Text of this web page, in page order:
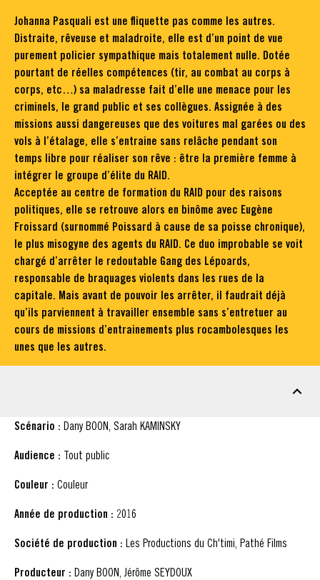
Johanna Pasquali est une fliquette pas comme les autres.
Distraite, rêveuse et maladroite, elle est d’un point de vue
purement policier sympathique mais totalement nulle. Dotée
pourtant de réelles compétences (tir, au combat au corps à
corps, etc…) sa maladresse fait d’elle une menace pour les
criminels, le grand public et ses collègues. Assignée à des
missions aussi dangereuses que des voitures mal garées ou des
vols à l’étalage, elle s’entraine sans relâche pendant son
temps libre pour réaliser son rêve : être la première femme à
intégrer le groupe d’élite du RAID.
Acceptée au centre de formation du RAID pour des raisons
politiques, elle se retrouve alors en binôme avec Eugène
Froissard (surnommé Poissard à cause de sa poisse chronique),
le plus misogyne des agents du RAID. Ce duo improbable se voit
chargé d’arrêter le redoutable Gang des Lépoards,
responsable de braquages violents dans les rues de la
capitale. Mais avant de pouvoir les arrêter, il faudrait déjà
qu’ils parviennent à travailler ensemble sans s’entretuer au
cours de missions d’entrainements plus rocambolesques les
unes que les autres.
Scénario : Dany BOON, Sarah KAMINSKY
Audience : Tout public
Couleur : Couleur
Année de production : 2016
Société de production : Les Productions du Ch'timi, Pathé Films
Producteur : Dany BOON, Jérôme SEYDOUX